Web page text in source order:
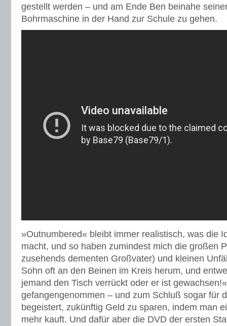
gestellt werden – und am Ende Ben beinahe
Bohrmaschine in der Hand zur Schule zu gehen.
»Outnumbered« bleibt immer realistisch, was die
macht, und so haben zumindest mich die großen
zusehends dementen Großvater) und kleinen
Sohn oft an den Beinen im Kreis herum, und
jemand den Tisch verrückt oder er ist
gefangengenommen – und zum Schluß sogar für
begeistert, zukünftig Geld zu sparen, indem man
mehr kauft. Und dafür aber die DVD der ersten